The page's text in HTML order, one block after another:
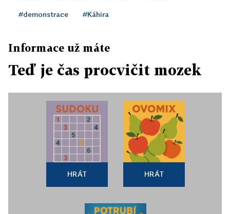
#demonstrace #Káhira
Informace už máte
Teď je čas procvičit mozek
HRÁT HRÁT